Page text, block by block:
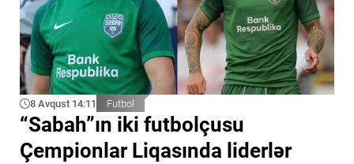
8 Avqust 14:11 Futbol
“Sabah”ın iki futbolçusu
Çempionlar Liqasında liderlər